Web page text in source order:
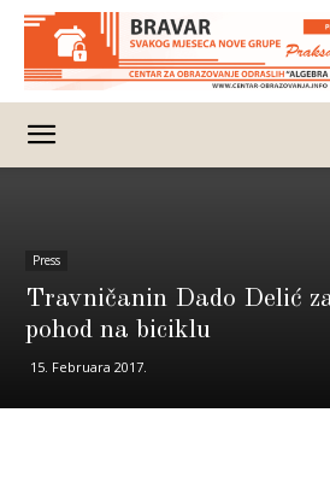
Press
Travničanin Dado Delić
pohod na biciklu
15. Februara 2017.